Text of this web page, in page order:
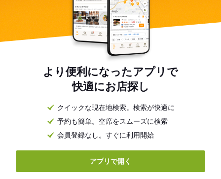
より便利になったアプリで
快適にお店探し
クイックな現在地検索。検索が快適に
予約も簡単。空席をスムーズに検索
会員登録なし。すぐに利用開始
アプリで開く